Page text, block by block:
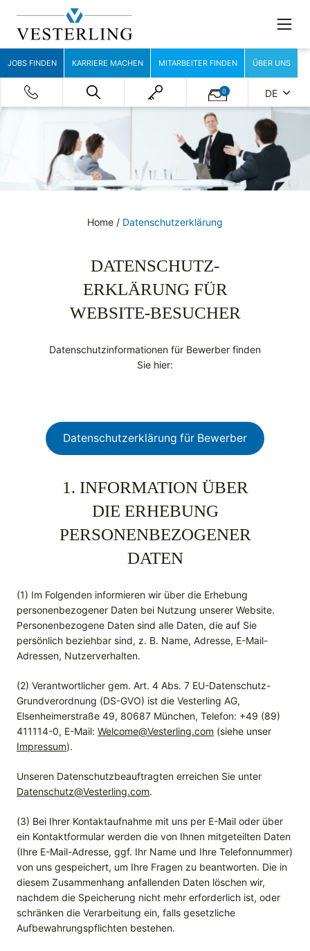
JOBS FINDEN KARRIERE MACHEN MITARBEITER FINDEN ÜBER UNS
0 DE
Home / Datenschutzerklärung
DATENSCHUTZ­
ERKLÄRUNG FÜR
WEBSITE-BESUCHER
Datenschutzinformationen für Bewerber finden
Sie hier:
Datenschutzerklärung für Bewerber
1. INFORMATION ÜBER
DIE ERHEBUNG
PERSONENBEZOGENER
DATEN
(1) Im Folgenden informieren wir über die Erhebung
personenbezogener Daten bei Nutzung unserer Website.
Personenbezogene Daten sind alle Daten, die auf Sie
persönlich beziehbar sind, z. B. Name, Adresse, E-Mail-
Adressen, Nutzerverhalten.
(2) Verantwortlicher gem. Art. 4 Abs. 7 EU-Datenschutz-
Grundverordnung (DS-GVO) ist die Vesterling AG,
Elsenheimerstraße 49, 80687 München, Telefon: +49 (89)
411114-0, E-Mail: Welcome@Vesterling.com (siehe unser
Impressum).
Unseren Datenschutzbeauftragten erreichen Sie unter
Datenschutz@Vesterling.com.
(3) Bei Ihrer Kontaktaufnahme mit uns per E-Mail oder über
ein Kontaktformular werden die von Ihnen mitgeteilten Daten
(Ihre E-Mail-Adresse, ggf. Ihr Name und Ihre Telefonnummer)
von uns gespeichert, um Ihre Fragen zu beantworten. Die in
diesem Zusammenhang anfallenden Daten löschen wir,
nachdem die Speicherung nicht mehr erforderlich ist, oder
schränken die Verarbeitung ein, falls gesetzliche
Aufbewahrungspflichten bestehen.